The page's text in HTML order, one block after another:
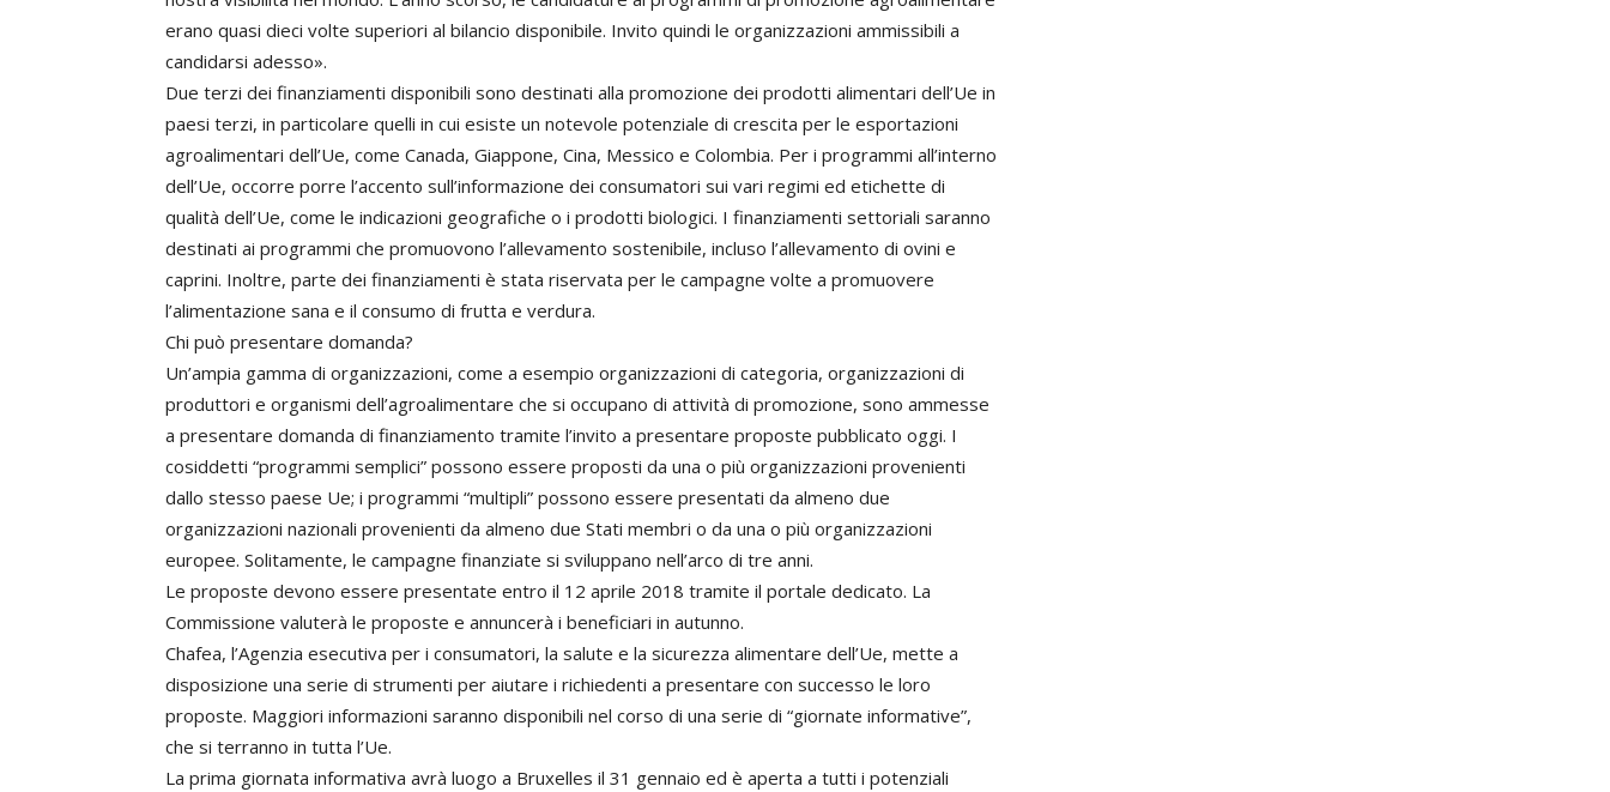
erano quasi dieci volte superiori al bilancio disponibile. Invito quindi le organizzazioni ammissibili a
candidarsi adesso».
Due terzi dei finanziamenti disponibili sono destinati alla promozione dei prodotti alimentari dell’Ue in
paesi terzi, in particolare quelli in cui esiste un notevole potenziale di crescita per le esportazioni
agroalimentari dell’Ue, come Canada, Giappone, Cina, Messico e Colombia. Per i programmi all’interno
dell’Ue, occorre porre l’accento sull’informazione dei consumatori sui vari regimi ed etichette di
qualità dell’Ue, come le indicazioni geografiche o i prodotti biologici. I finanziamenti settoriali saranno
destinati ai programmi che promuovono l’allevamento sostenibile, incluso l’allevamento di ovini e
caprini. Inoltre, parte dei finanziamenti è stata riservata per le campagne volte a promuovere
l’alimentazione sana e il consumo di frutta e verdura.
Chi può presentare domanda?
Un’ampia gamma di organizzazioni, come a esempio organizzazioni di categoria, organizzazioni di
produttori e organismi dell’agroalimentare che si occupano di attività di promozione, sono ammesse
a presentare domanda di finanziamento tramite l’invito a presentare proposte pubblicato oggi. I
cosiddetti “programmi semplici” possono essere proposti da una o più organizzazioni provenienti
dallo stesso paese Ue; i programmi “multipli” possono essere presentati da almeno due
organizzazioni nazionali provenienti da almeno due Stati membri o da una o più organizzazioni
europee. Solitamente, le campagne finanziate si sviluppano nell’arco di tre anni.
Le proposte devono essere presentate entro il 12 aprile 2018 tramite il portale dedicato. La
Commissione valuterà le proposte e annuncerà i beneficiari in autunno.
Chafea, l’Agenzia esecutiva per i consumatori, la salute e la sicurezza alimentare dell’Ue, mette a
disposizione una serie di strumenti per aiutare i richiedenti a presentare con successo le loro
proposte. Maggiori informazioni saranno disponibili nel corso di una serie di “giornate informative”,
che si terranno in tutta l’Ue.
La prima giornata informativa avrà luogo a Bruxelles il 31 gennaio ed è aperta a tutti i potenziali